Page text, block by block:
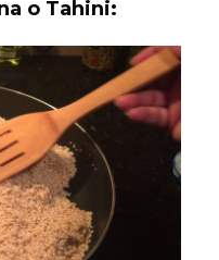
o Tahini: